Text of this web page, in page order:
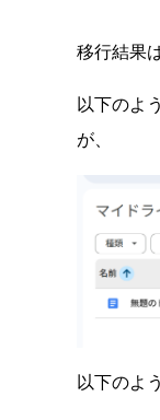
移行結果
以下のよ
が、
以下のよ